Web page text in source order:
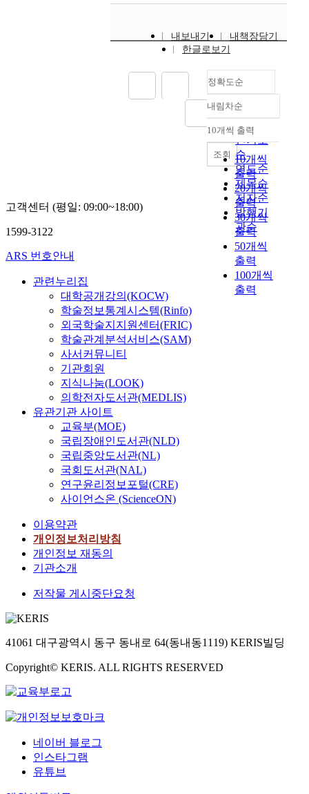
내보내기
내책장담기
한글로보기
정확도순
정확도
순
인기도
순
연도순
제목순
저자순
발행기
관순
내림차순
내림차순
10개씩 출력
10개씩
출력
20개씩
출력
30개씩
출력
50개씩
출력
100개씩
출력
조회
고객센터 (평일: 09:00~18:00)
1599-3122
ARS 번호안내
관련누리집
대학공개강의(KOCW)
학술정보통계시스템(Rinfo)
외국학술지지원센터(FRIC)
학술관계분석서비스(SAM)
사서커뮤니티
기관회원
지식나눔(LOOK)
의학전자도서관(MEDLIS)
유관기관 사이트
교육부(MOE)
국립장애인도서관(NLD)
국립중앙도서관(NL)
국회도서관(NAL)
연구윤리정보포털(CRE)
사이언스온 (ScienceON)
이용약관
개인정보처리방침
개인정보 재동의
기관소개
저작물 게시중단요청
41061 대구광역시 동구 동내로 64(동내동1119) KERIS빌딩
Copyright© KERIS. ALL RIGHTS RESERVED
네이버 블로그
인스타그램
유튜브